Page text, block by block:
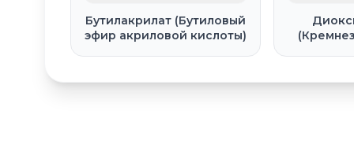
Бутилакрилат (Бутиловый
эфир акриловой кислоты)